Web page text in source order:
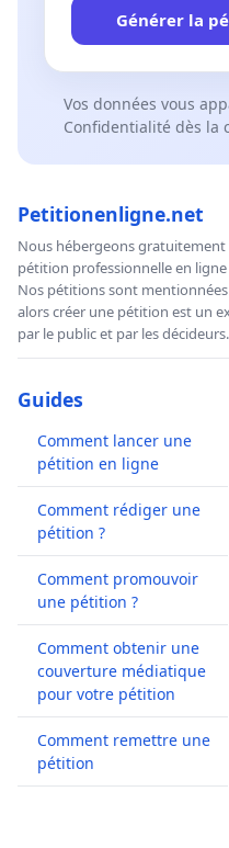
Générer la
Vos données vous
Confidentialité dès la
Petitionenligne.net
Nous hébergeons gratuitement
pétition professionnelle en
Nos pétitions sont
alors créer une pétition est un
par le public et par les décideurs.
Guides
Comment lancer une
pétition en ligne
Comment rédiger une
pétition ?
Comment promouvoir
une pétition ?
Comment obtenir une
couverture médiatique
pour votre pétition
Comment remettre une
pétition